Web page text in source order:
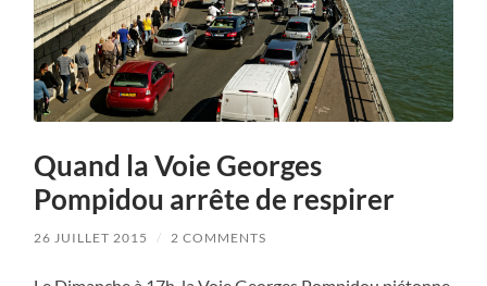
Quand la Voie Georges
Pompidou arrête de respirer
26 JUILLET 2015 / 2 COMMENTS